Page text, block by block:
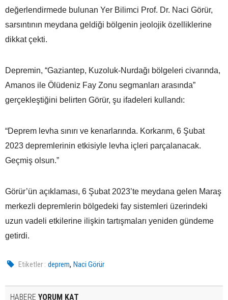
değerlendirmede bulunan Yer Bilimci Prof. Dr. Naci Görür,
sarsıntının meydana geldiği bölgenin jeolojik özelliklerine
dikkat çekti.
Depremin, “Gaziantep, Kuzoluk-Nurdağı bölgeleri civarında,
Amanos ile Ölüdeniz Fay Zonu segmanları arasında”
gerçekleştiğini belirten Görür, şu ifadeleri kullandı:
“Deprem levha sınırı ve kenarlarında. Korkarım, 6 Şubat
2023 depremlerinin etkisiyle levha içleri parçalanacak.
Geçmiş olsun.”
Görür’ün açıklaması, 6 Şubat 2023’te meydana gelen Maraş
merkezli depremlerin bölgedeki fay sistemleri üzerindeki
uzun vadeli etkilerine ilişkin tartışmaları yeniden gündeme
getirdi.
Etiketler : deprem,Naci Görür
HABERE YORUM KAT